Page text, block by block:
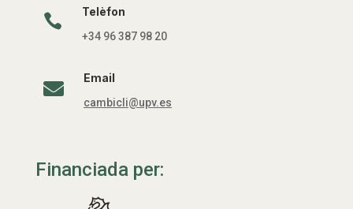
 Telèfon
+34 96 387 98 20

Email
cambicli@upv.es
Financiada per: